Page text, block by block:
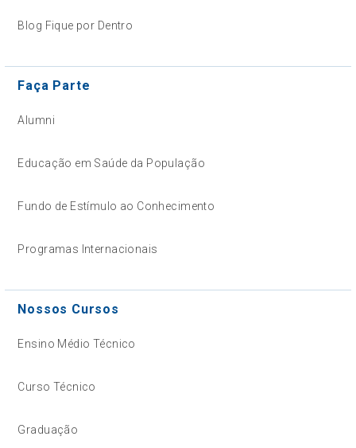
Blog Fique por Dentro
Faça Parte
Alumni
Educação em Saúde da População
Fundo de Estímulo ao Conhecimento
Programas Internacionais
Nossos Cursos
Ensino Médio Técnico
Curso Técnico
Graduação